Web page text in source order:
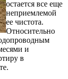
остается все еще
неприемлемой
ее чистота.
Относительно
и
в